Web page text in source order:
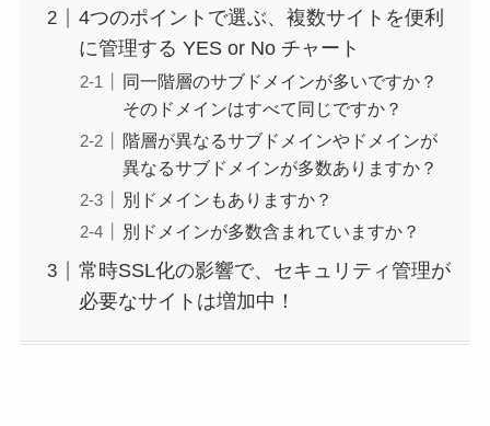
4つのポイントで選ぶ、複数サイトを便利
に管理する YES or No チャート
同一階層のサブドメインが多いですか？
そのドメインはすべて同じですか？
階層が異なるサブドメインやドメインが
異なるサブドメインが多数ありますか？
別ドメインもありますか？
別ドメインが多数含まれていますか？
常時SSL化の影響で、セキュリティ管理が
必要なサイトは増加中！